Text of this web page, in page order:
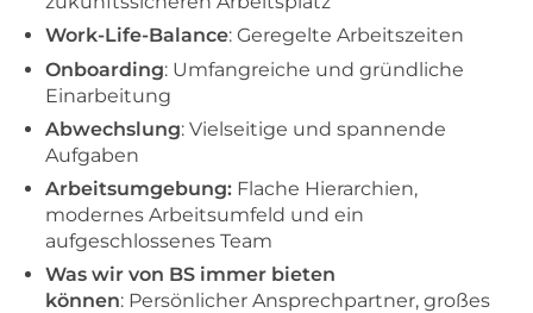
Work-Life-Balance: Geregelte Arbeitszeiten
Onboarding: Umfangreiche und gründliche
Einarbeitung
Abwechslung: Vielseitige und spannende
Aufgaben
Arbeitsumgebung: Flache Hierarchien,
modernes Arbeitsumfeld und ein
aufgeschlossenes Team
Was wir von BS immer bieten
können: Persönlicher Ansprechpartner, großes